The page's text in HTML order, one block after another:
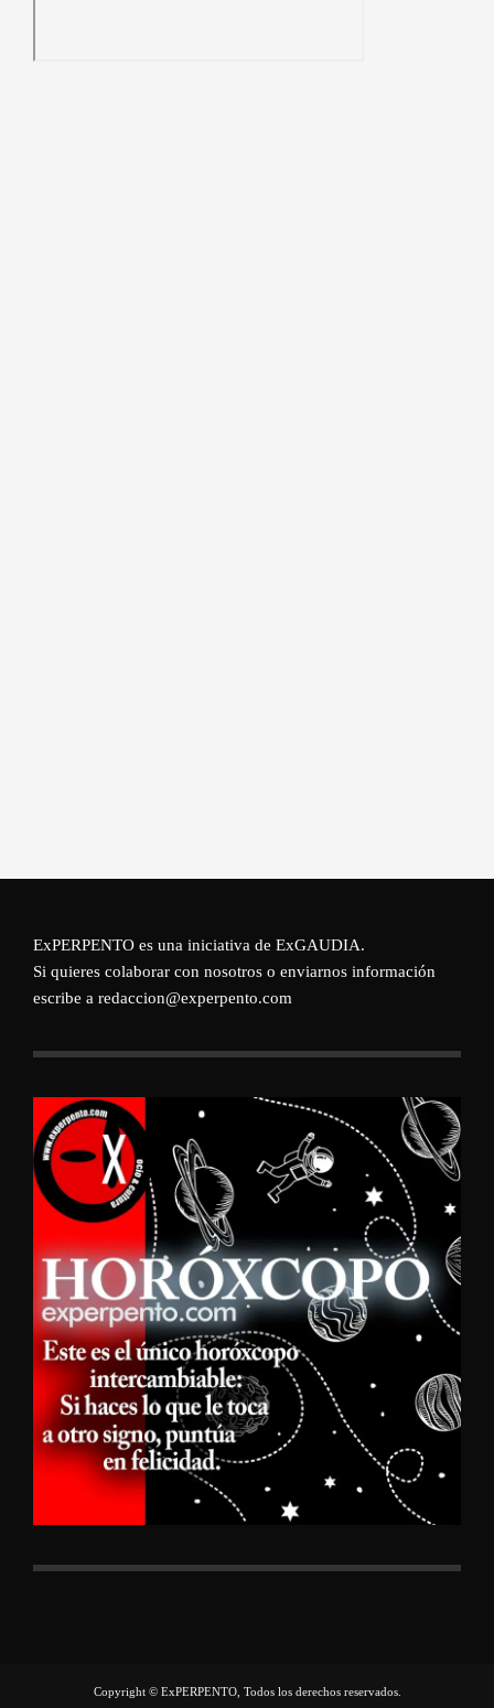
ExPERPENTO es una iniciativa de ExGAUDIA.
Si quieres colaborar con nosotros o enviarnos información
escribe a redaccion@experpento.com
Copyright © ExPERPENTO, Todos los derechos reservados.